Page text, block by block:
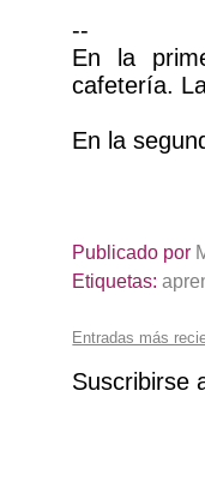
--
En la
cafetería.
En la
Publicado por
Etiquetas:
Entradas más
Suscribirse